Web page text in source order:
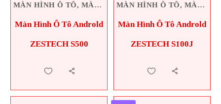
MÀN HÌNH Ô TÔ, MÀN HÌNH ZESTECH
Màn Hình Ô Tô Androld
ZESTECH S500
MÀN HÌNH Ô TÔ, MÀN HÌNH ZESTECH
Màn Hình Ô Tô Androld
ZESTECH S100J